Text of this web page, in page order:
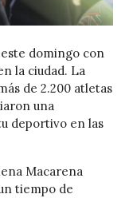
domingo con
la ciudad. La
de 2.200 atletas
una
deportivo en las
Macarena
tiempo de